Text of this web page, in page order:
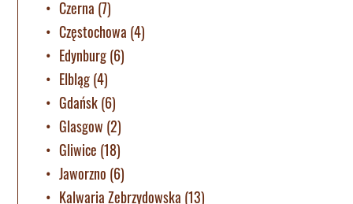
Czerna (7)
Częstochowa (4)
Edynburg(6)
Elbląg(4)
Gdańsk(6)
Glasgow (2)
Gliwice (18)
Jaworzno (6)
Kalwaria Zebrzydowska (13)